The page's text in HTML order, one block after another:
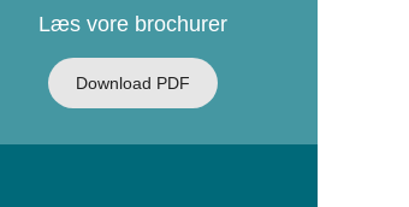
Læs vore brochurer
Download PDF